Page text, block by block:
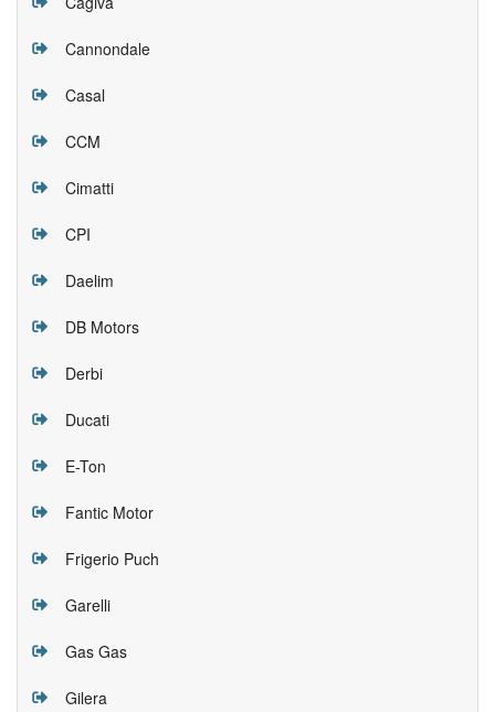
Cannondale
Casal
CCM
Cimatti
CPI
Daelim
DB Motors
Derbi
Ducati
E-Ton
Fantic Motor
Frigerio Puch
Garelli
Gas Gas
Gilera